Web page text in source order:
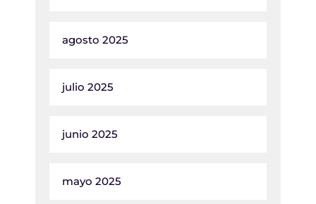
agosto 2025
julio 2025
junio 2025
mayo 2025